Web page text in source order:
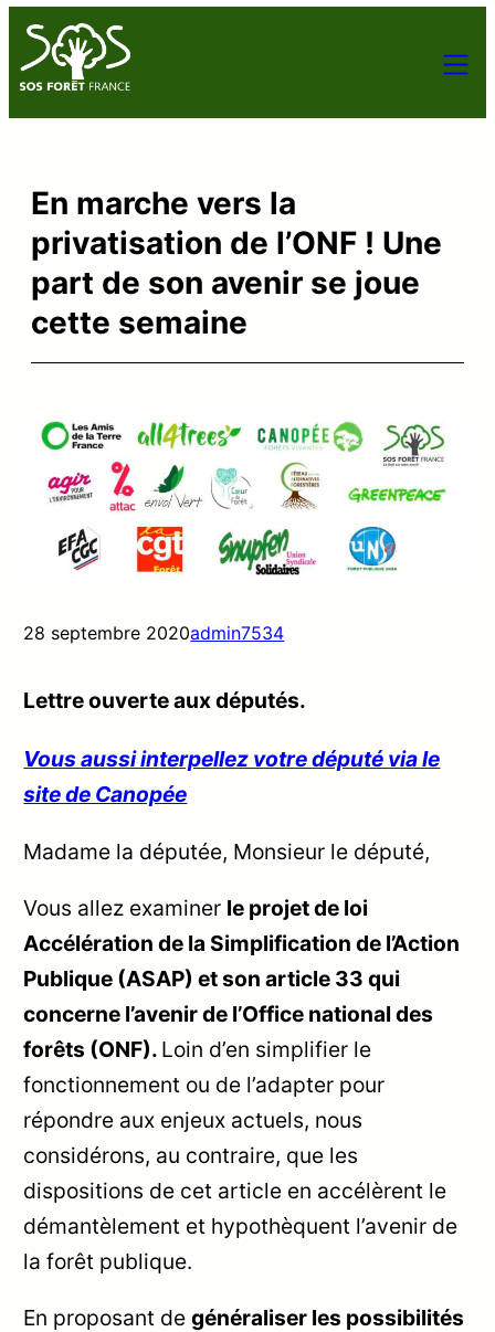
En marche vers la
privatisation de l’ONF ! Une
part de son avenir se joue
cette semaine
28 septembre 2020admin7534
Lettre ouverte aux députés.
Vous aussi interpellez votre député via le
site de Canopée
Madame la députée, Monsieur le député,
Vous allez examiner le projet de loi
Accélération de la Simplification de l’Action
Publique (ASAP) et son article 33 qui
concerne l’avenir de l’Office national des
forêts (ONF). Loin d’en simplifier le
fonctionnement ou de l’adapter pour
répondre aux enjeux actuels, nous
considérons, au contraire, que les
dispositions de cet article en accélèrent le
démantèlement et hypothèquent l’avenir de
la forêt publique.
En proposant degénéraliser les possibilités